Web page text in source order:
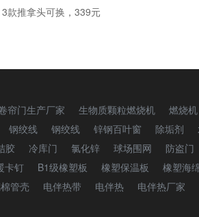
款推拿头可换，339元
帘门生产厂家 生物质颗粒燃烧机 燃烧机
钢绞线 钢绞线 锌钢百叶窗 除垢剂
胶 冷库门 氯化锌 球场围网 防盗门
卡钉 B1级橡塑板 橡塑保温板 橡塑海
管壳 电伴热带 电伴热 电伴热厂家